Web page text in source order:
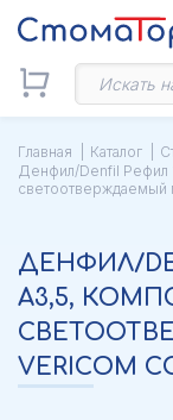
Главная Каталог
Денфил/Denfil Рефил
светоотверждаемый
ДЕНФИЛ/
A3,5,
VERICOM